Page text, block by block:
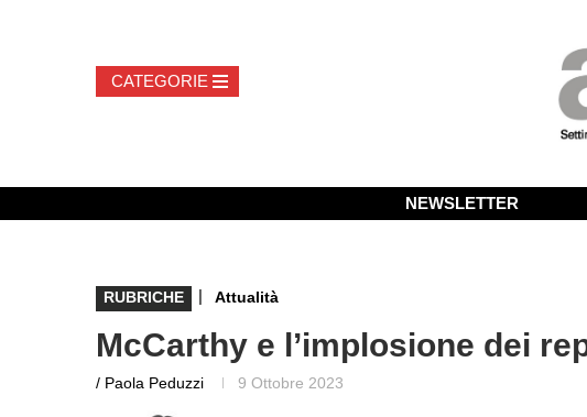
NEWSLETTER
RUBRICHE | Attualità
McCarthy e l’implosione dei
/ Paola Peduzzi 9 Ottobre 2023